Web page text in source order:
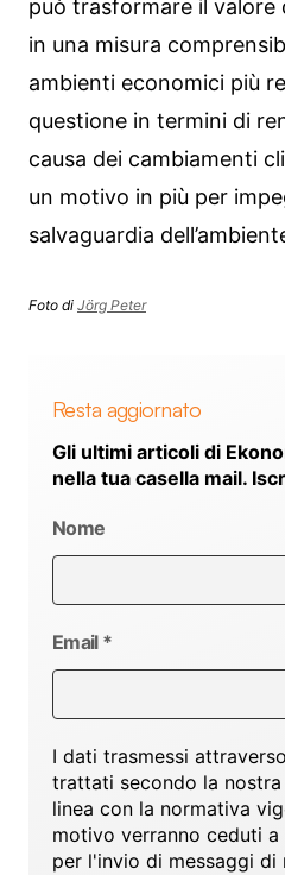
può trasformare il valore
in una misura
ambienti economici più
questione in termini di
causa dei cambiamenti
un motivo in più per
salvaguardia
Foto di Jörg Peter
Resta aggiornato
Gli ultimi articoli di
nella tua casella mail.
Nome
Email *
I dati trasmessi
trattati secondo la nostra
linea con la normativa
motivo verranno ceduti
per l'invio di messaggi di